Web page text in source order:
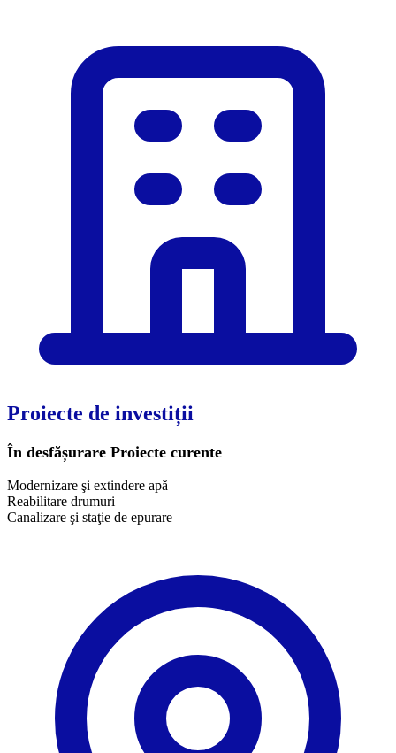
Proiecte de investiții
În desfășurare Proiecte curente
Modernizare şi extindere apă
Reabilitare drumuri
Canalizare şi staţie de epurare